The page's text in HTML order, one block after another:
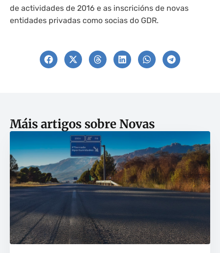
de actividades de 2016 e as inscricións de novas
entidades privadas como socias do GDR.
Máis artigos sobreNovas